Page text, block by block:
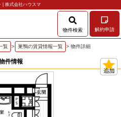
| 株式会社ハウスマ
物件検索 解約申請
覧 > 巣鴨の賃貸情報一覧 > 物件詳細
件情報